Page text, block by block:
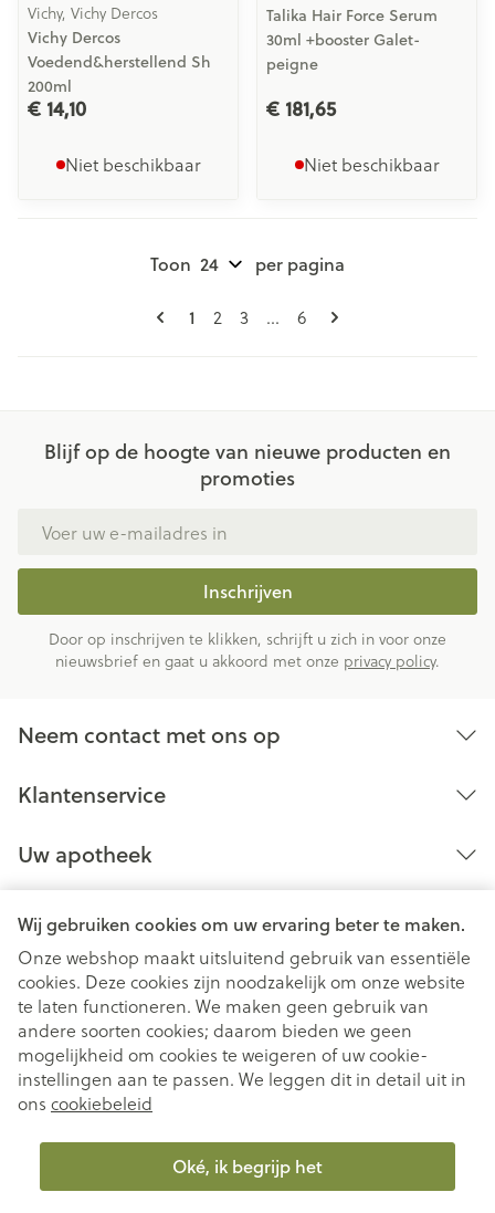
Wij gebruiken cookies om uw ervaring beter te maken.
Onze webshop maakt uitsluitend gebruik van essentiële
cookies. Deze cookies zijn noodzakelijk om onze website
te laten functioneren. We maken geen gebruik van
andere soorten cookies; daarom bieden we geen
mogelijkheid om cookies te weigeren of uw cookie-
instellingen aan te passen. We leggen dit in detail uit in
ons cookiebeleid
Oké, ik begrijp het
Vichy, Vichy Dercos
Vichy Dercos
Voedend&herstellend Sh
200ml
€ 14,10
Niet beschikbaar
Talika Hair Force Serum
30ml +booster Galet-
peigne
€ 181,65
Niet beschikbaar
Pagina's
U lees momenteel pagina
1 Pagina
2 Pagina
3 ... Pagina
6
Toon per pagina
Blijf op de hoogte van nieuwe producten en
promoties
Inschrijven
Door op inschrijven te klikken, schrijft u zich in voor onze
nieuwsbrief en gaat u akkoord met onze privacy policy.
Neem contact met ons op
Klantenservice
Uw apotheek
Juridische links